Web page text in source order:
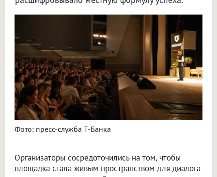
Фото: пресс-служба Т-Банка
Организаторы сосредоточились на том, чтобы
площадка стала живым пространством для диалога